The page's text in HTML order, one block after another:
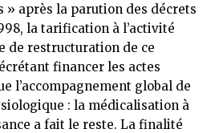
après la parution des décrets
la tarification à l’activité
de restructuration de ce
financer les actes
l’accompagnement global de
: la médicalisation à
a fait le reste. La finalité